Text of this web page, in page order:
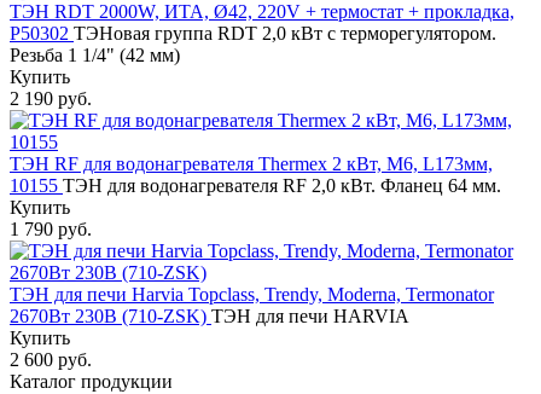
ТЭН RDT 2000W, ИТА, Ø42, 220V + термостат + прокладка,
Р50302 ТЭНовая группа RDT 2,0 кВт с терморегулятором.
Резьба 1 1/4" (42 мм)
Купить
2 190 руб.
ТЭН RF для водонагревателя Thermex 2 кВт, М6, L173мм,
10155 ТЭН для водонагревателя RF 2,0 кВт. Фланец 64 мм.
Купить
1 790 руб.
ТЭН для печи Harvia Topclass, Trendy, Moderna, Termonator
2670Вт 230В (710-ZSK) ТЭН для печи HARVIA
Купить
2 600 руб.
Каталог продукции